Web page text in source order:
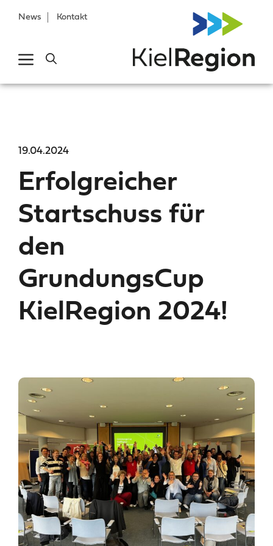
News Kontakt
Erfolgreicher
Startschuss für
den
GrundungsCup
KielRegion 2024!
19.04.2024